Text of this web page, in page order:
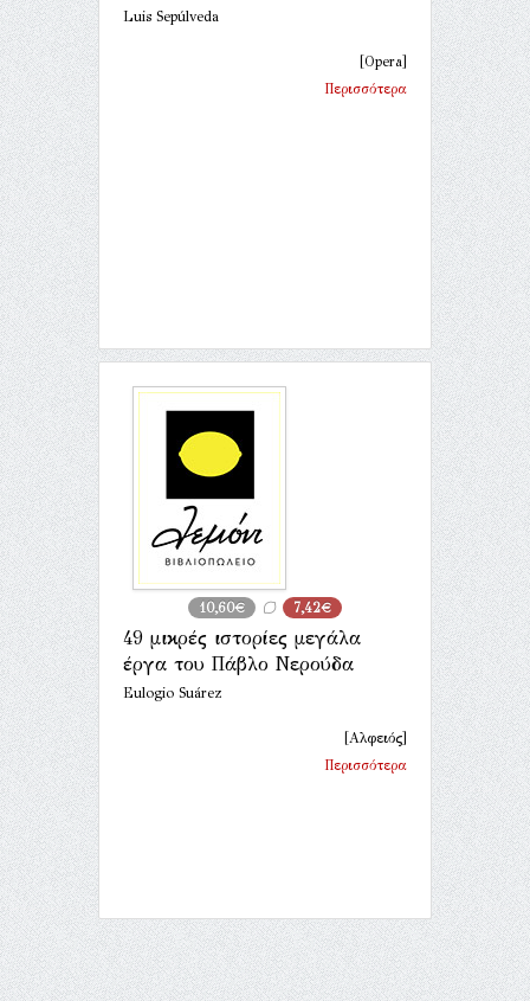
Luis Sepúlveda
[Opera]
Περισσότερα
10,60€ 7,42€
49 μικρές ιστορίες μεγάλα
έργα του Πάβλο Νερούδα
Eulogio Suárez
[Αλφειός]
Περισσότερα